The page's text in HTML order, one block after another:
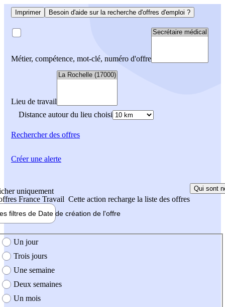
Imprimer Besoin d'aide sur la recherche d'offres d'emploi ?
Métier, compétence, mot-clé, numéro d'offre
Lieu de travail
Distance autour du lieu choisi
Rechercherdes offres
uniquement
France Travail Cette action recharge la liste des offres
Qui sont
filtres de Date de création de l'offre
création de l'offre
Un jour
Trois jours
Une semaine
Deux semaines
Un mois
Créer une alerte